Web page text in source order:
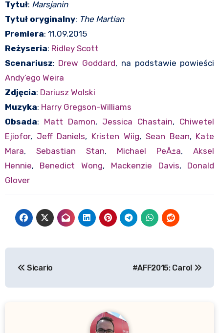
Tytuł: Marsjanin
Tytuł oryginalny: The Martian
Premiera: 11.09.2015
Reżyseria: Ridley Scott
Scenariusz: Drew Goddard, na podstawie powieści
Andy’ego Weira
Zdjęcia: Dariusz Wolski
Muzyka: Harry Gregson-Williams
Obsada: Matt Damon, Jessica Chastain, Chiwetel
Ejiofor, Jeff Daniels, Kristen Wiig, Sean Bean, Kate
Mara, Sebastian Stan, Michael PeÃ±a,Aksel
Hennie, Benedict Wong, Mackenzie Davis, Donald
Glover
Sicario #AFF2015: Carol